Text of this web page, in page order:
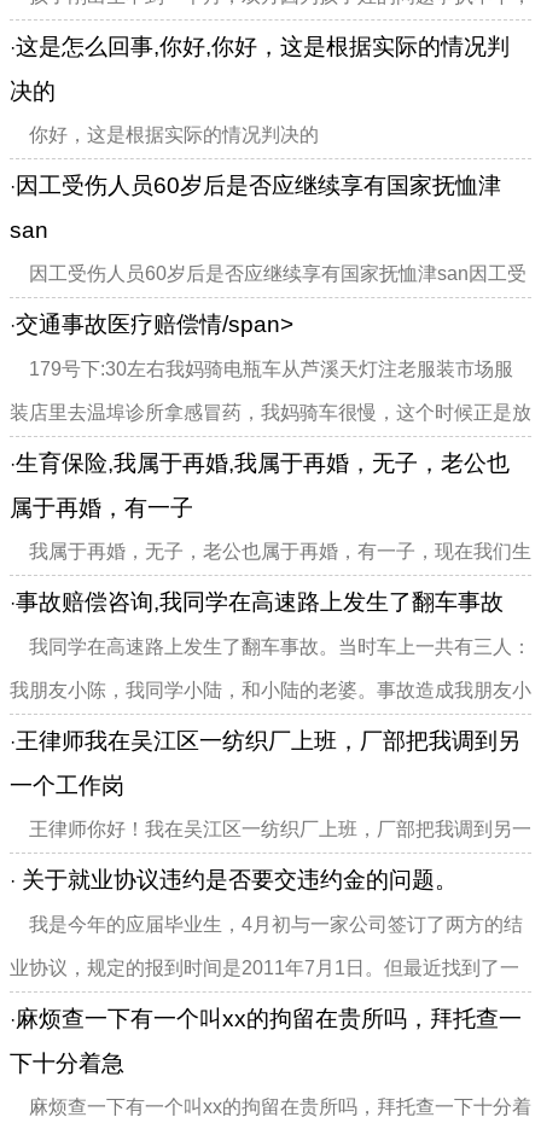
准备离婚，孩子的抚养权和家庭财产怎么判？
·这是怎么回事,你好,你好，这是根据实际的情况判
决的
你好，这是根据实际的情况判决的
·因工受伤人员60岁后是否应继续享有国家抚恤津
san
因工受伤人员60岁后是否应继续享有国家抚恤津san因工受
伤人员60岁后是否应继续享有国家抚恤津887748
·交通事故医疗赔偿情/span>
179号下:30左右我妈骑电瓶车从芦溪天灯注老服装市场服
装店里去温埠诊所拿感冒药，我妈骑车很慢，这个时候正是放
学下班高峰期，当骑经镇镇府门口时我妈被左后方的黑色别克
车浙江牌照车给撞带刮倒，经路人描述还带了...
·生育保险,我属于再婚,我属于再婚，无子，老公也
属于再婚，有一子
我属于再婚，无子，老公也属于再婚，有一子，现在我们生
育了一个孩子，产假休了四个月，报销时只报销了三个月的工
资，说我是二胎，这样合理吗？
·事故赔偿咨询,我同学在高速路上发生了翻车事故
我同学在高速路上发生了翻车事故。当时车上一共有三人：
我朋友小陈，我同学小陆，和小陆的老婆。事故造成我朋友小
陈腰椎和颈椎折断，其它两人只是皮外伤。到目前为止，腰部
以下不能动，造成截瘫。医疗费用已经用了...
·王律师我在吴江区一纺织厂上班，厂部把我调到另
一个工作岗
王律师你好！我在吴江区一纺织厂上班，厂部把我调到另一
个工作岗位，以前每月工资七千，现在调换岗位工资五千一个
月，我怎么维权！
· 关于就业协议违约是否要交违约金的问题。
我是今年的应届毕业生，4月初与一家公司签订了两方的结
业协议，规定的报到时间是2011年7月1日。但最近找到了一
份更好的工作，故想违约。与第一家公司沟通，公司让我交
5000的违约金，但是我发现就业协议上并没有说明...
·麻烦查一下有一个叫xx的拘留在贵所吗，拜托查一
下十分着急
麻烦查一下有一个叫xx的拘留在贵所吗，拜托查一下十分着